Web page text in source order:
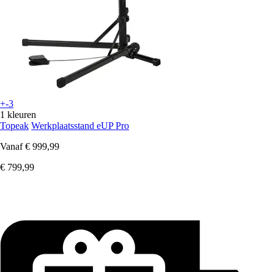
+-3
1 kleuren
Topeak Werkplaatsstand eUP Pro
Vanaf € 999,99
€ 799,99